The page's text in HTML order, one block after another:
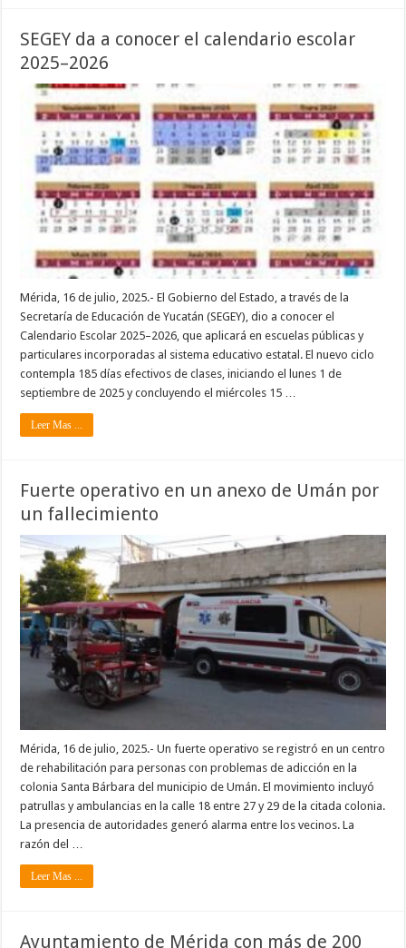
SEGEY da a conocer el calendario escolar
2025–2026
Mérida, 16 de julio, 2025.- El Gobierno del Estado, a través de la
Secretaría de Educación de Yucatán (SEGEY), dio a conocer el
Calendario Escolar 2025–2026, que aplicará en escuelas públicas y
particulares incorporadas al sistema educativo estatal. El nuevo ciclo
contempla 185 días efectivos de clases, iniciando el lunes 1 de
septiembre de 2025 y concluyendo el miércoles 15 …
Leer Mas ...
Fuerte operativo en un anexo de Umán por
un fallecimiento
Mérida, 16 de julio, 2025.- Un fuerte operativo se registró en un centro
de rehabilitación para personas con problemas de adicción en la
colonia Santa Bárbara del municipio de Umán. El movimiento incluyó
patrullas y ambulancias en la calle 18 entre 27 y 29 de la citada colonia.
La presencia de autoridades generó alarma entre los vecinos. La
razón del …
Leer Mas ...
Ayuntamiento de Mérida con más de 200